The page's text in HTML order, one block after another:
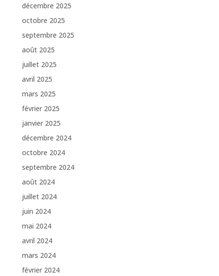
décembre 2025
octobre 2025
septembre 2025
août 2025
juillet 2025
avril 2025
mars 2025
février 2025
janvier 2025
décembre 2024
octobre 2024
septembre 2024
août 2024
juillet 2024
juin 2024
mai 2024
avril 2024
mars 2024
février 2024